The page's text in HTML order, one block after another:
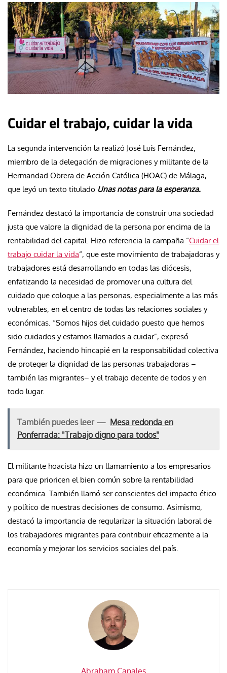
Cuidar el trabajo, cuidar la vida
La segunda intervención la realizó José Luís Fernández,
miembro de la delegación de migraciones y militante de la
Hermandad Obrera de Acción Católica (HOAC) de Málaga,
que leyó un texto titulado Unas notas para la esperanza.
Fernández destacó la importancia de construir una sociedad
justa que valore la dignidad de la persona por encima de la
rentabilidad del capital. Hizo referencia la campaña “Cuidar el
trabajo cuidar la vida“, que este movimiento de trabajadoras y
trabajadores está desarrollando en todas las diócesis,
enfatizando la necesidad de promover una cultura del
cuidado que coloque a las personas, especialmente a las más
vulnerables, en el centro de todas las relaciones sociales y
económicas. “Somos hijos del cuidado puesto que hemos
sido cuidados y estamos llamados a cuidar”, expresó
Fernández, haciendo hincapié en la responsabilidad colectiva
de proteger la dignidad de las personas trabajadoras –
también las migrantes– y el trabajo decente de todos y en
todo lugar.
También puedes leer — Mesa redonda en
Ponferrada: "Trabajo digno para todos"
El militante hoacista hizo un llamamiento a los empresarios
para que prioricen el bien común sobre la rentabilidad
económica. También llamó ser conscientes del impacto ético
y político de nuestras decisiones de consumo. Asimismo,
destacó la importancia de regularizar la situación laboral de
los trabajadores migrantes para contribuir eficazmente a la
economía y mejorar los servicios sociales del país.